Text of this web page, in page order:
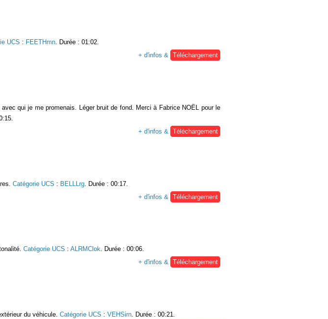
UCS : FEETHmn . Durée : 01:02.
+ d'infos &
Téléchargement
qui je me promenais. Léger bruit de fond. Merci à Fabrice NOËL pour le
+ d'infos &
Téléchargement
Catégorie UCS : BELLLrg . Durée : 00:17.
+ d'infos &
Téléchargement
Catégorie UCS : ALRMClok. Durée : 00:06.
+ d'infos & Téléchargement
du véhicule. Catégorie UCS : VEHSirn. Durée : 00:21.